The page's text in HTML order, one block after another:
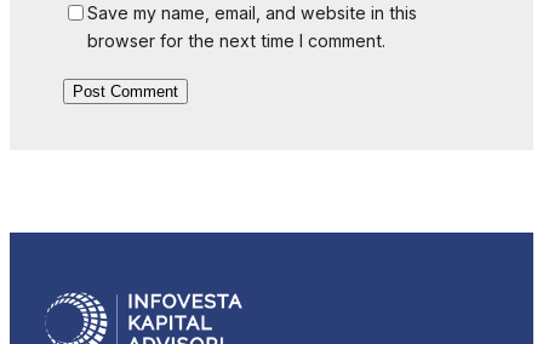
Save my name, email, and website in this
browser for the next time I comment.